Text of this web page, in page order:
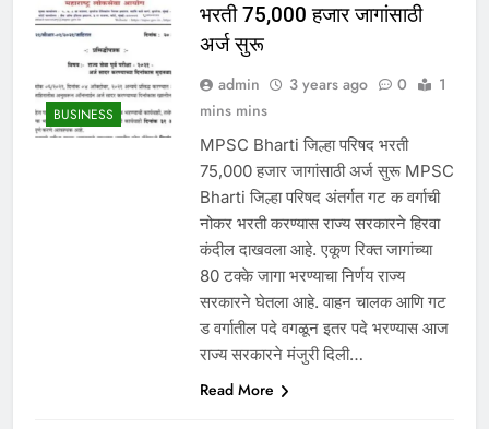
BUSINESS
भरती 75,000 हजार जागांसाठी
अर्ज सुरू
admin 3 years ago 0
1
mins mins
MPSC Bharti जिल्हा परिषद भरती
75,000 हजार जागांसाठी अर्ज सुरू MPSC
Bharti जिल्हा परिषद अंतर्गत गट क वर्गाची
नोकर भरती करण्यास राज्य सरकारने हिरवा
कंदील दाखवला आहे. एकूण रिक्त जागांच्या
80 टक्के जागा भरण्याचा निर्णय राज्य
सरकारने घेतला आहे. वाहन चालक आणि गट
ड वर्गातील पदे वगळून इतर पदे भरण्यास आज
राज्य सरकारने मंजुरी दिली…
Read More